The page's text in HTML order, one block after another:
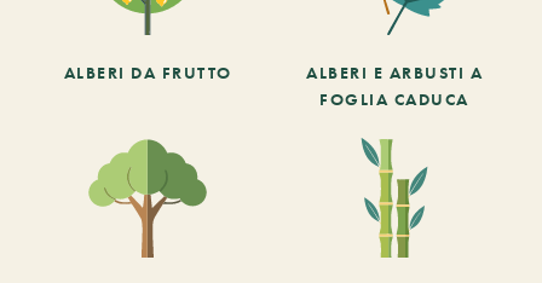
ALBERI DA FRUTTO
ALBERI E ARBUSTI A
FOGLIA CADUCA